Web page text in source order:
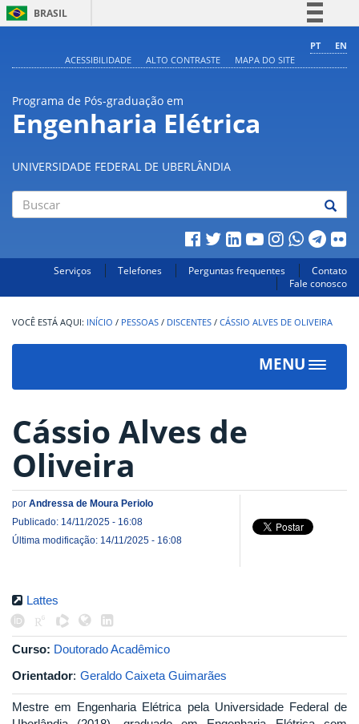
BRASIL
Comunica BR
Acesso à informação
Legislação
PT
EN
ACESSIBILIDADE
ALTO CONTRASTE MAPA DO SITE
Programa de Pós-graduação em
Engenharia Elétrica
UNIVERSIDADE FEDERAL DE UBERLÂNDIA
Serviços Telefones Perguntas frequentes
Contato
Fale conosco
INÍCIO / PESSOAS / DISCENTES / CÁSSIO ALVES DE OLIVEIRA
MENU
Toggle
Cássio Alves de
Oliveira
por Andressa de Moura Periolo
Publicado: 14/11/2025 - 16:08
Última modificação: 14/11/2025 - 16:08
Lattes
Curso: Doutorado Acadêmico
Orientador: Geraldo Caixeta Guimarães
Mestre em Engenharia Elétrica pela Universidade Federal de